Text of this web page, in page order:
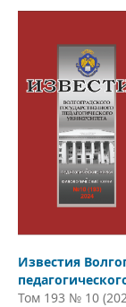
Известия
Том 193 № 10